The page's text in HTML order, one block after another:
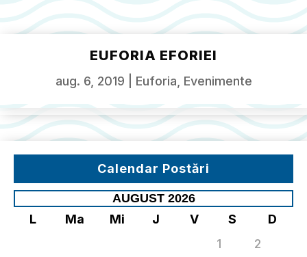
EUFORIA EFORIEI
aug. 6, 2019 Euforia Evenimente
Calendar Postări
AUGUST 2026
L Ma Mi J V S
D
1
2